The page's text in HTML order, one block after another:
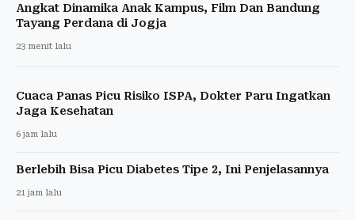
Angkat Dinamika Anak Kampus, Film Dan Bandung
Tayang Perdana di Jogja
23 menit lalu
Cuaca Panas Picu Risiko ISPA, Dokter Paru Ingatkan
Jaga Kesehatan
6 jam lalu
Berlebih Bisa Picu Diabetes Tipe 2, Ini Penjelasannya
21 jam lalu